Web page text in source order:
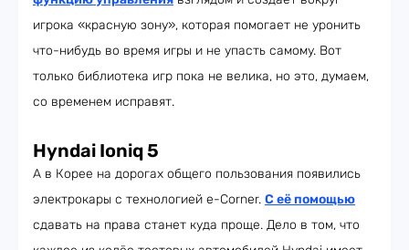
игрока «красную зону», которая помогает не уронить
что-нибудь во время игры и не упасть самому. Вот
только библиотека игр пока не велика, но это, думаем,
со временем исправят.
Hyndai Ioniq 5
А в Корее на дорогах общего пользования появились
электрокары с технологией e-Corner. С её помощью
сдавать на права станет куда проще. Дело в том, что